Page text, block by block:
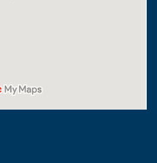
Máximo Santos